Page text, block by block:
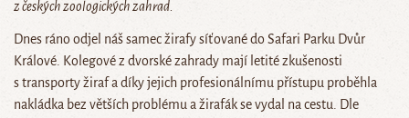
z českých zoologických zahrad.
Dnes ráno odjel náš samec žirafy síťované do Safari Parku Dvůr
Králové. Kolegové z dvorské zahrady mají letité zkušenosti
s transporty žiraf a díky jejich profesionálnímu přístupu proběhla
nakládka bez větších problému a žirafák se vydal na cestu. Dle